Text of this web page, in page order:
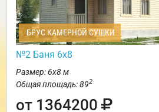
БРУС КАМЕРНОЙ СУШКИ
№2 Баня 6х8
Размер: 6х8 м
Общая площадь: 892
от 1364200